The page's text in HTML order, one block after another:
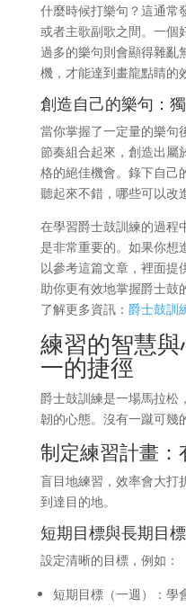
什麼時候打樂句？這通常
或者主歌副歌之間。一個
過多的樂句則會顯得雜亂
機，才能達到畫龍點睛的
創造自己的樂句：
當你掌握了一定量的樂句
節奏組合起來，創造出屬
格的絕佳機會。錄下自己
聽起來不錯，哪些可以改
在學習爵士鼓訓練的過程
是非常重要的。如果你想
以參考這篇文章，裡面提
助你更有效地掌握爵士鼓
了解更多資訊： 爵士鼓訓
練習的智慧
一的捷徑
爵士鼓訓練是一場馬拉松
韌的心態。沒有一蹴可幾
制定練習計畫：
盲目地練習，效率會大打
到達目的地。
短期目標與長期目
設定清晰的目標，例如：
短期目標（一週）：學